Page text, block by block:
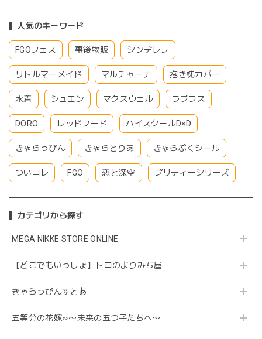
人気のキーワード
FGOフェス 事後物販 シンデレラ
リトルマーメイド マルチャーナ 抱き枕カバー
水着 シュエン マクスウェル ラプラス
DORO レッドフード ハイスクールD×D
きゃらっぴん きゃらとりあ きゃらぷくシール
ついコレ FGO 恋と深空 プリティーシリーズ
カテゴリから探す
MEGA NIKKE STORE ONLINE
【どこでもいっしょ】トロのよりみち屋
きゃらっぴんすとあ
五等分の花嫁∽〜未来の五つ子たちへ〜